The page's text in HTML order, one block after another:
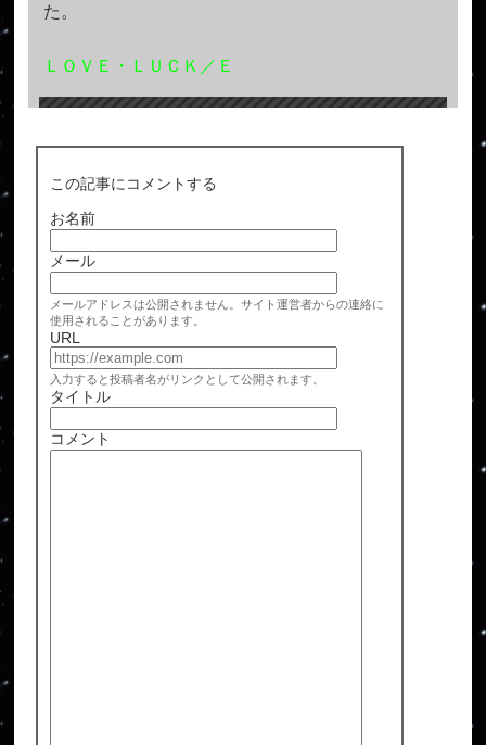
た。
ＬＯＶＥ・ＬＵＣＫ／Ｅ
この記事にコメントする
お名前
メール
メールアドレスは公開されません。サイト運営者からの連絡に
使用されることがあります。
URL
入力すると投稿者名がリンクとして公開されます。
タイトル
コメント